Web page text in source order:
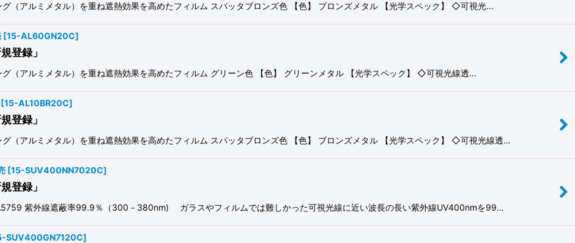
（アルミメタル）を重ね遮熱効果を高めたフィルム スパッタブロンズ色 【色】 ブロンズメタル 【光学スペック】 ◇可視光…
[15-AL60GN20C]
登録」
（アルミメタル）を重ね遮熱効果を高めたフィルム グリーン色 【色】 グリーンメタル 【光学スペック】 ◇可視光線透…
[15-AL10BR20C]
登録」
（アルミメタル）を重ね遮熱効果を高めたフィルム スパッタブロンズ色 【色】 ブロンズメタル 【光学スペック】 ◇可視光線透…
[15-SUV400NN7020C]
登録」
紫外線遮蔽率99.9％（300－380nm) ガラスやフィルムでは難しかった可視光線に近い波長の長い紫外線UV400nmを99…
SUV400GN7120C]